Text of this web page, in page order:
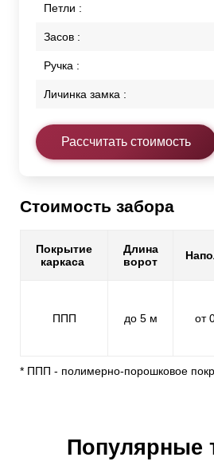
Петли :
Засов :
Ручка :
Личинка замка :
Рассчитать стоимость
Стоимость забора
Покрытие
каркаса
Длина
ворот
ППП до 5 м от
* ППП - полимерно-порошковое
Популярные